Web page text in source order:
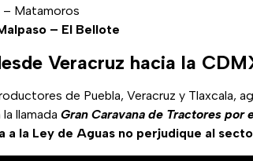
Matamoros
– El Bellote
Veracruz hacia la
de Puebla, Veracruz y Tlaxcala,
llamada Gran Caravana de Tractores por
a la Ley de Aguas no perjudique al